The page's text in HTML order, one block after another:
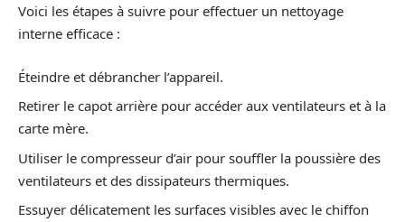
Voici les étapes à suivre pour effectuer un nettoyage
interne efficace :
Éteindre et débrancher l’appareil.
Retirer le capot arrière pour accéder aux ventilateurs et à la
carte mère.
Utiliser le compresseur d’air pour souffler la poussière des
ventilateurs et des dissipateurs thermiques.
Essuyer délicatement les surfaces visibles avec le chiffon